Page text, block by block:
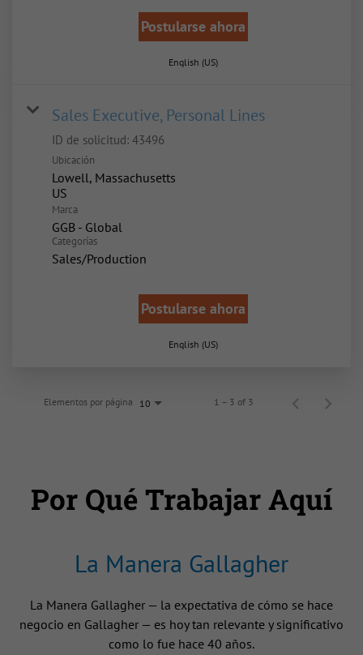
Postularse ahora
English (US)
Sales Executive, Personal Lines
ID de solicitud: 43496
Ubicación
Lowell, Massachusetts
Marca
GGB - Global
Categorías
Sales/Production
Postularse ahora
English (US)
Elementos por página 10 1 – 3 of 3
Por Qué Trabajar Aquí
La Manera Gallagher
La Manera Gallagher — la expectativa de cómo se hace
negocio en Gallagher — es hoy tan relevante y significativo
como lo fue hace 40 años.